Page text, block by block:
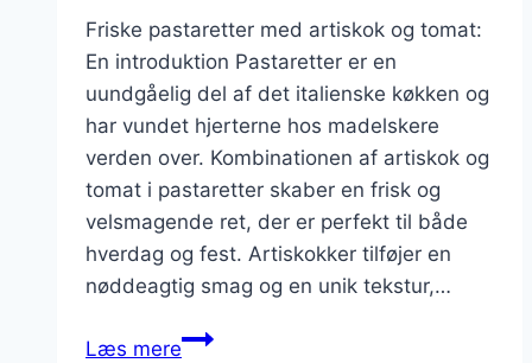
Friske pastaretter med artiskok og tomat:
En introduktion Pastaretter er en
uundgåelig del af det italienske køkken og
har vundet hjerterne hos madelskere
verden over. Kombinationen af artiskok og
tomat i pastaretter skaber en frisk og
velsmagende ret, der er perfekt til både
hverdag og fest. Artiskokker tilføjer en
nøddeagtig smag og en unik tekstur,…
Læs mereFriske